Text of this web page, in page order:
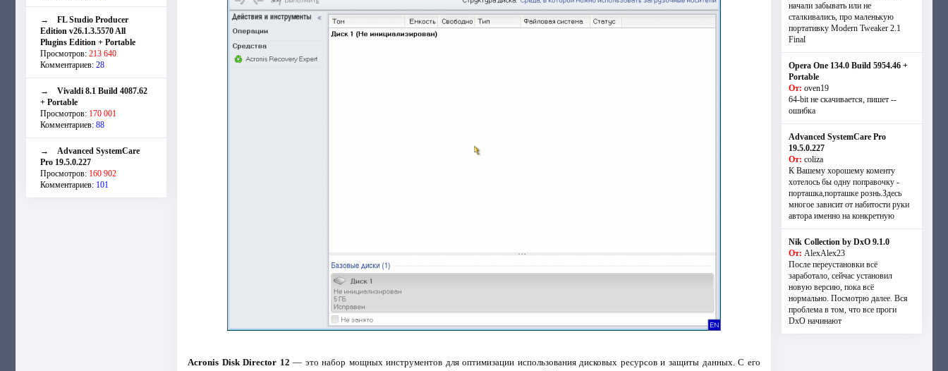
→ FL Studio Producer
Edition v26.1.3.5570 All
Plugins Edition + Portable
Просмотров: 213 640
Комментариев: 28
→ Vivaldi 8.1 Build 4087.62
+ Portable
Просмотров: 170 001
Комментариев: 88
→ Advanced SystemCare
Pro 19.5.0.227
Просмотров: 160 902
Комментариев: 101
Acronis Disk Director 12 — это набор мощных инструментов для оптимизации использования дисковых ресурсов и защиты данных. С его
начали забывать или не
сталкивались, про маленькую
портативку Modern Tweaker 2.1
Final
Opera One 134.0 Build 5954.46 +
Portable
От: oven19
64-bit не скачивается, пишет --
ошибка
Advanced SystemCare Pro
19.5.0.227
От: coliza
К Вашему хорошему коменту
хотелось бы одну поправочку -
порташка,порташке рознь.Здесь
многое зависит от набитости руки
автора именно на конкретную
Nik Collection by DxO 9.1.0
От: AlexAlex23
После переустановки всё
заработало, сейчас установил
новую версию, пока всё
нормально. Посмотрю далее. Вся
проблема в том, что все проги
DxO начинают